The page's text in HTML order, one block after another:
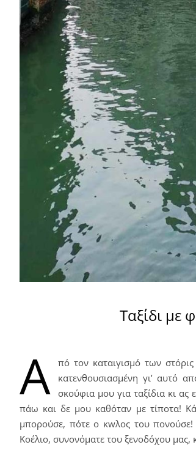
Ταξίδι με
Α πό τον καταιγισμό των
κατενθουσιασμένη γι’ αυτό
σκούφια μου για ταξίδια κι
πάω και δε μου καθόταν με τίποτα!
μπορούσε, πότε ο κwλος του
Κοέλιο, συνονόματε του ξενοδόχου